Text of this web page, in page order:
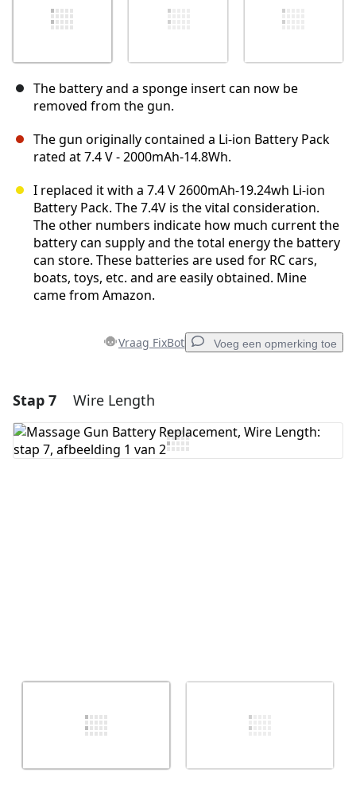
The battery and a sponge insert can now be
removed from the gun.
The gun originally contained a Li-ion Battery Pack
rated at 7.4 V - 2000mAh-14.8Wh.
I replaced it with a 7.4 V 2600mAh-19.24wh Li-ion
Battery Pack. The 7.4V is the vital consideration.
The other numbers indicate how much current the
battery can supply and the total energy the battery
can store. These batteries are used for RC cars,
boats, toys, etc. and are easily obtained. Mine
came from Amazon.
Vraag FixBot Voeg een opmerking toe
Voeg een opmerking toe
Voeg opmerking toe
Stap 7 Wire Length